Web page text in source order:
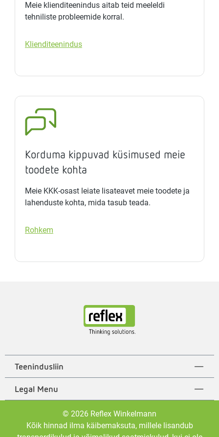
Meie klienditeenindus aitab teid meeleldi
tehniliste probleemide korral.
Klienditeenindus
Korduma kippuvad küsimused meie
toodete kohta
Meie KKK-osast leiate lisateavet meie toodete ja
lahenduste kohta, mida tasub teada.
Rohkem
Teenindusliin
Legal Menu
© 2026 Reflex Winkelmann
Kõik hinnad ilma käibemaksuta, millele lisandub